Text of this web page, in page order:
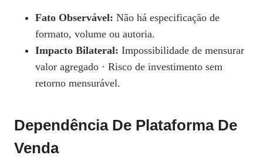
Fato Observável: Não há especificação de
formato, volume ou autoria.
Impacto Bilateral: Impossibilidade de mensurar
valor agregado · Risco de investimento sem
retorno mensurável.
Dependência De Plataforma De
Venda